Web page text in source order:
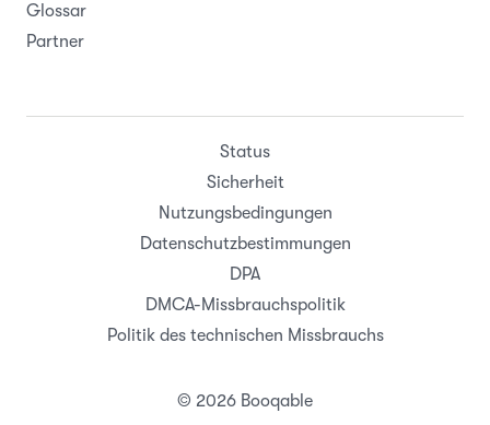
Glossar
Partner
© 2026 Booqable
Status
Sicherheit
Nutzungsbedingungen
Datenschutzbestimmungen
DPA
DMCA-Missbrauchspolitik
Politik des technischen Missbrauchs